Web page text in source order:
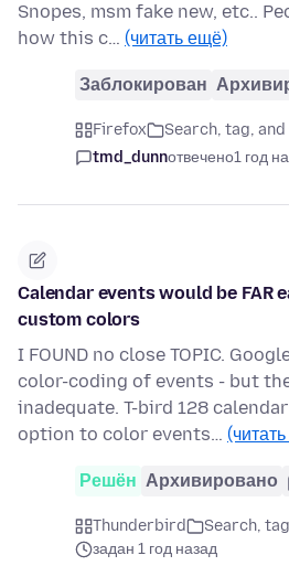
Snopes, msm fake new, etc..
how this c… (читать ещё)
Заблокирован
Firefox Search, tag,
tmd_dunnотвечено1 год
Calendar events would be FAR
custom colors
I FOUND no close TOPIC.
color-coding of events - but
inadequate. T-bird 128
option to color events…
Решён Архивировано
Thunderbird
Search,
задан 1 год назад